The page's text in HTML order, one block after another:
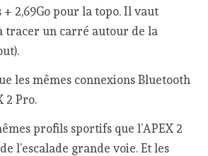
2,69Go pour la topo. Il vaut
tracer un carré autour de la
les mêmes connexions Bluetooth
2 Pro.
profils sportifs que l’APEX 2
l’escalade grande voie. Et les